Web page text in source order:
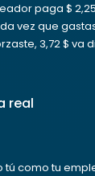
paga $
vez que
3,72 $ va
real
tú como tu